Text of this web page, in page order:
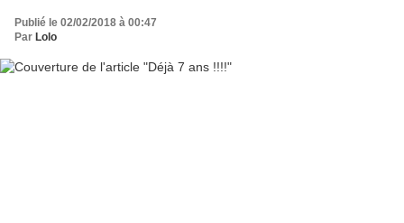
Publié le 02/02/2018 à 00:47
Par Lolo